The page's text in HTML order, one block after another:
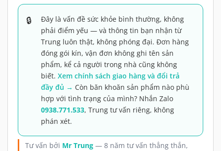
Đây là vấn đề sức khỏe bình thường, không
phải điểm yếu — và thông tin bạn nhận từ
Trung luôn thật, không phóng đại. Đơn hàng
đóng gói kín, vận đơn không ghi tên sản
phẩm, kể cả người trong nhà cũng không
biết. Xem chính sách giao hàng và đổi trả
đầy đủ → Còn băn khoăn sản phẩm nào phù
hợp với tình trạng của mình? Nhắn Zalo
0938.771.533, Trung tư vấn riêng, không
phán xét.
Tư vấn bởi Mr Trung — 8 năm tư vấn thẳng thắn,